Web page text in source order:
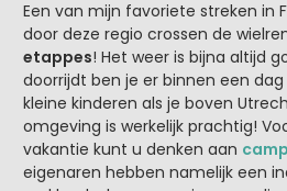
Een van mijn favoriete streken in
door deze regio crossen de
etappes! Het weer is bijna altijd
doorrijdt ben je er binnen een
kleine kinderen als je boven
omgeving is werkelijk prachtig!
vakantie kunt u denken aan
eigenaren hebben namelijk een